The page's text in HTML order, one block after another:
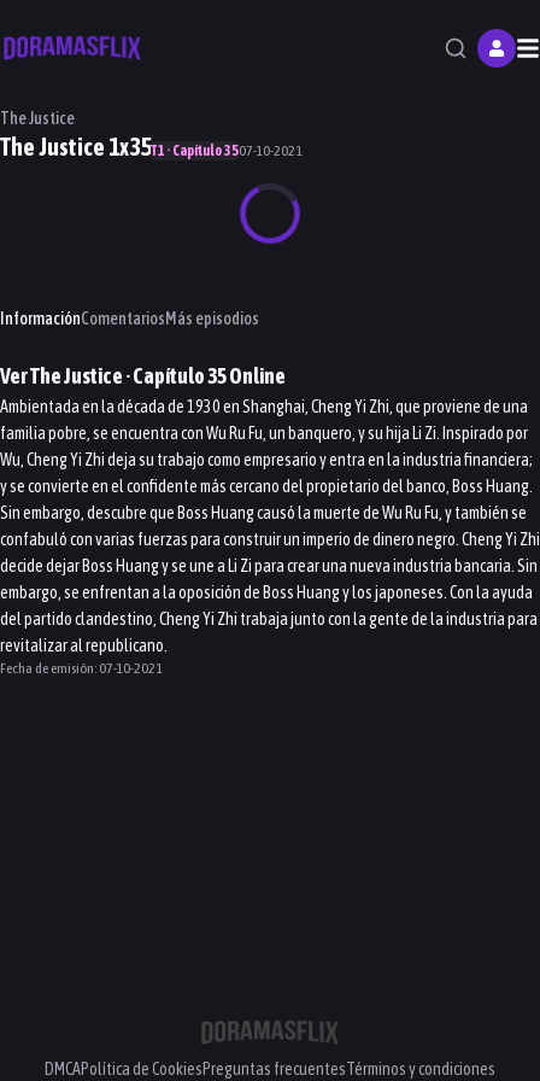
The Justice
The Justice 1x35T1 · Capítulo 3507-10-2021
InformaciónComentariosMás episodios
VerThe Justice· Capítulo35Online
Ambientada en la década de 1930 en Shanghai, Cheng Yi Zhi, que proviene de una
familia pobre, se encuentra con Wu Ru Fu, un banquero, y su hija Li Zi. Inspirado por
Wu, Cheng Yi Zhi deja su trabajo como empresario y entra en la industria financiera;
y se convierte en el confidente más cercano del propietario del banco, Boss Huang.
Sin embargo, descubre que Boss Huang causó la muerte de Wu Ru Fu, y también se
confabuló con varias fuerzas para construir un imperio de dinero negro. Cheng Yi Zhi
decide dejar Boss Huang y se une a Li Zi para crear una nueva industria bancaria. Sin
embargo, se enfrentan a la oposición de Boss Huang y los japoneses. Con la ayuda
del partido clandestino, Cheng Yi Zhi trabaja junto con la gente de la industria para
revitalizar al republicano.
Fecha de emisión: 07-10-2021
DMCAPolítica de CookiesPreguntas frecuentesTérminos y condiciones